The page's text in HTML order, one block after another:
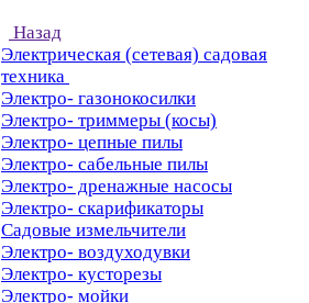
Назад
Электрическая (сетевая) садовая
техника
Электро- газонокосилки
Электро- триммеры (косы)
Электро- цепные пилы
Электро- сабельные пилы
Электро- дренажные насосы
Электро- скарификаторы
Садовые измельчители
Электро- воздуходувки
Электро- кусторезы
Электро- мойки